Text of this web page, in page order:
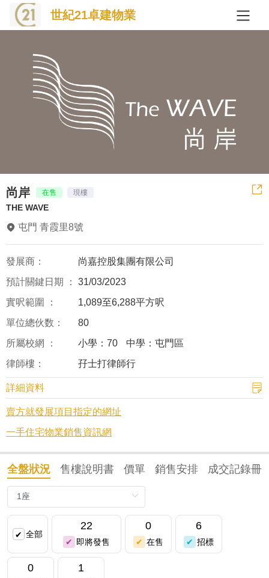
世紀21卓建物業
尚岸 在售 現樓
THE WAVE
屯門 青霞里8號
預計關鍵日期 ： 31/03/2023
單位總伙数： 80
實呎範圍 ： 1,089至6,288平方呎
律師樓： 孖士打律師行
所屬校網 ： 小學：70 中學：屯門區
發展商： 尚嘉控股集團有限公司
詳細資料
賣方就發展項目指定的網址
一手住宅物業銷售資訊網
全盤狀況 售樓說明書 價單 銷售安排 成交記錄冊
全部
22
即將發售
0
在售
6
招標
0 1